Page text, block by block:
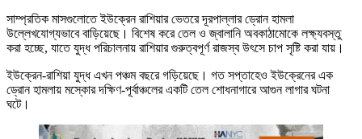
সাম্প্রতিক মাসগুলোতে ইউক্রেন রাশিয়ার ভেতরে দূরপাল্লার ড্রোন হামলা
উল্লেখযোগ্যভাবে বাড়িয়েছে। বিশেষ করে তেল ও জ্বালানি অবকাঠামোকে লক্ষ্যবস্তু
করা হচ্ছে, যাতে যুদ্ধ পরিচালনায় রাশিয়ার গুরুত্বপূর্ণ রাজস্ব উৎসে চাপ সৃষ্টি করা যায়।
ইউক্রেন-রাশিয়া যুদ্ধ এখন পঞ্চম বছরে গড়িয়েছে। গত সপ্তাহেও ইউক্রেনের এক
ড্রোন হামলায় মস্কোর দক্ষিণ-পূর্বাঞ্চলের একটি তেল শোধনাগারে আগুন লাগার ঘটনা
ঘটে।